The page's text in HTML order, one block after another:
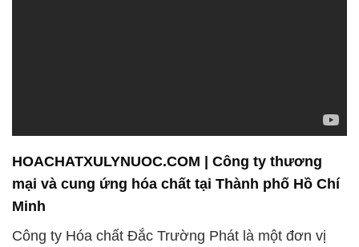
Công ty Hóa chất Đắc Trường Phát là một đơn vị
chuyên về bán và phân phối hóa chất với sứ mệnh
đáp ứng nhu cầu của các ngành công nghiệp, đặc
biệt là trong lĩnh vực sản xuất giấy và thực phẩm.
Chúng tôi tự hào giới thiệu những điểm nổi bật của